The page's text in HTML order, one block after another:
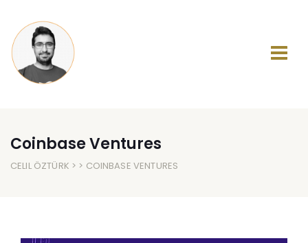
Coinbase Ventures
CELIL ÖZTÜRK > > COINBASE VENTURES